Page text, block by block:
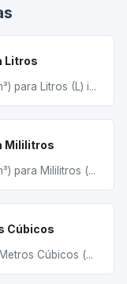
Litros
para Litros (L) i...
Mililitros
para Mililitros (...
Cúbicos
Cúbicos (...